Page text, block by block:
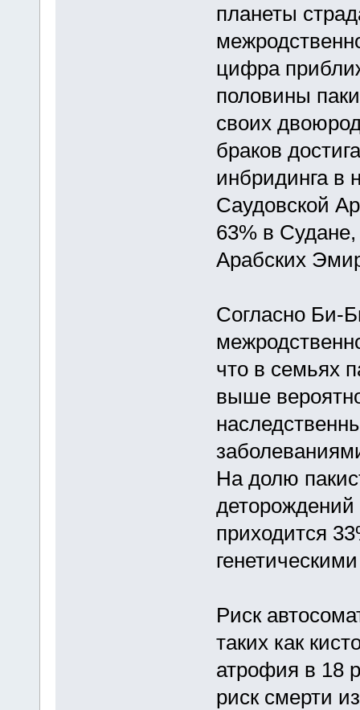
планеты
цифра
половины
своих
браков
инбридинга в
Саудовской
63% в
Арабских
Согласно Би-
что в семьях
выше
На долю
приходится
Риск
таких как
атрофия в 18
риск смерти